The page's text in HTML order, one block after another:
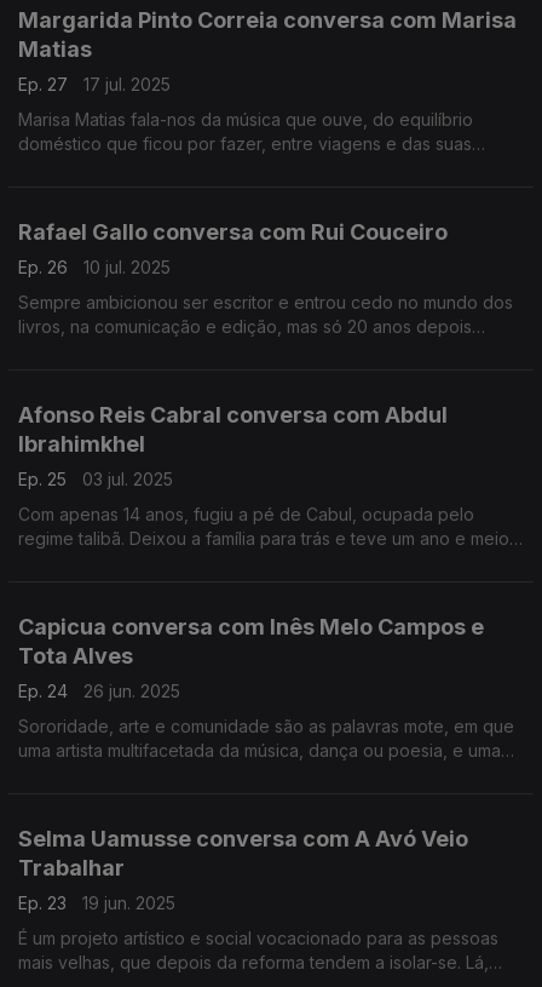
Margarida Pinto Correia conversa com Marisa
Matias
Ep. 27
17 jul. 2025
Marisa Matias fala-nos da música que ouve, do equilíbrio
doméstico que ficou por fazer, entre viagens e das suas
Rafael Gallo conversa com Rui Couceiro
Ep. 26
10 jul. 2025
Sempre ambicionou ser escritor e entrou cedo no mundo dos
livros, na comunicação e edição, mas só 20 anos depois
Afonso Reis Cabral conversa com Abdul
Ibrahimkhel
Ep. 25
03 jul. 2025
Com apenas 14 anos, fugiu a pé de Cabul, ocupada pelo
regime talibã. Deixou a família para trás e teve um ano e meio
Capicua conversa com Inês Melo Campos e
Tota Alves
Ep. 24
26 jun. 2025
Sororidade, arte e comunidade são as palavras mote, em que
uma artista multifacetada da música, dança ou poesia, e uma
Selma Uamusse conversa com A Avó Veio
Trabalhar
Ep. 23
19 jun. 2025
É um projeto artístico e social vocacionado para as pessoas
mais velhas, que depois da reforma tendem a isolar-se. Lá,